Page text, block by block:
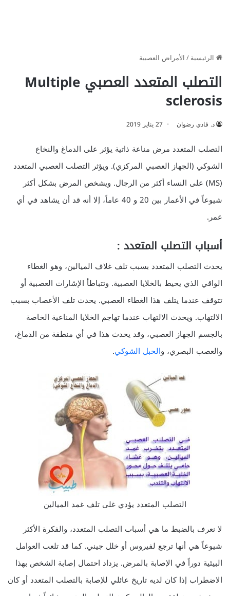
الرئيسية/الأمراض العصبية
التصلب المتعدد العصبي Multiple
sclerosis
د. فادي رضوان 27 يناير 2019
التصلب المتعدد مرض مناعة ذاتية يؤثر على الدماغ والنخاع
الشوكي (الجهاز العصبي المركزي). ويؤثر التصلب العصبي المتعدد
(MS) على النساء أكثر من الرجال. ويشخص المرض بشكل أكثر
شيوعاً في الأعمار بين 20 و 40 عاماً، إلا أنه قد أن يشاهد في أي
عمر.
أسباب التصلب المتعدد :
يحدث التصلب المتعدد بسبب تلف غلاف الميالين، وهو الغطاء
الواقي الذي يحيط بالخلايا العصبية. وتتباطأ الإشارات العصبية أو
تتوقف عندما يتلف هذا الغطاء العصبي. يحدث تلف الأعصاب بسبب
الالتهاب. ويحدث الالتهاب عندما تهاجم الخلايا المناعية الخاصة
بالجسم الجهاز العصبي، وقد يحدث هذا في أي منطقة من الدماغ،
والعصب البصري، والحبل الشوكي.
التصلب المتعدد يؤدي غلى تلف غمد الميالين
لا نعرف بالضبط ما هي أسباب التصلب المتعدد، والفكرة الأكثر
شيوعاً هي أنها ترجع لفيروس أو خلل جيني. كما قد تلعب العوامل
البيئية دوراً في الإصابة بالمرض. يزداد احتمال إصابة الشخص بهذا
الاضطراب إذا كان لديه تاريخ عائلي للإصابة بالتصلب المتعدد أو كان